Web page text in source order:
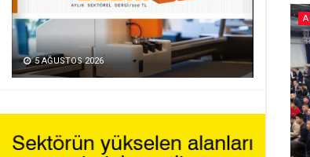
5 AĞUSTOS 2026